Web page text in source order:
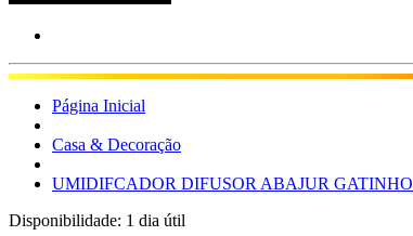
Página Inicial
Casa & Decoração
UMIDIFCADOR DIFUSOR ABAJUR GATINHO
Disponibilidade: 1 dia útil